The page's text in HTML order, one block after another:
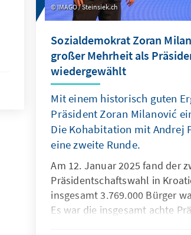
IMAGO / Steinsiek.ch
Sozialdemokrat Zoran
großer Mehrheit als
wiedergewählt
Mit einem historisch guten
Präsident Zoran Milanović
Die Kohabitation mit Andrej
eine zweite Runde.
Am 12. Januar 2025 fand der
Präsidentschaftswahl in
insgesamt 3.769.000 Bürger
Es war die insgesamt achte